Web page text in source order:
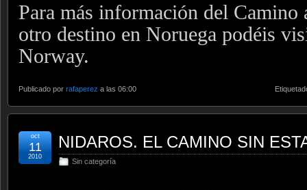
Para más información del
otro destino en Noruega podéis
Norway.
Publicado por rafaperez a las 06:00
NIDAROS. EL CAMINO SIN
Sin categoría
oct
11
2010